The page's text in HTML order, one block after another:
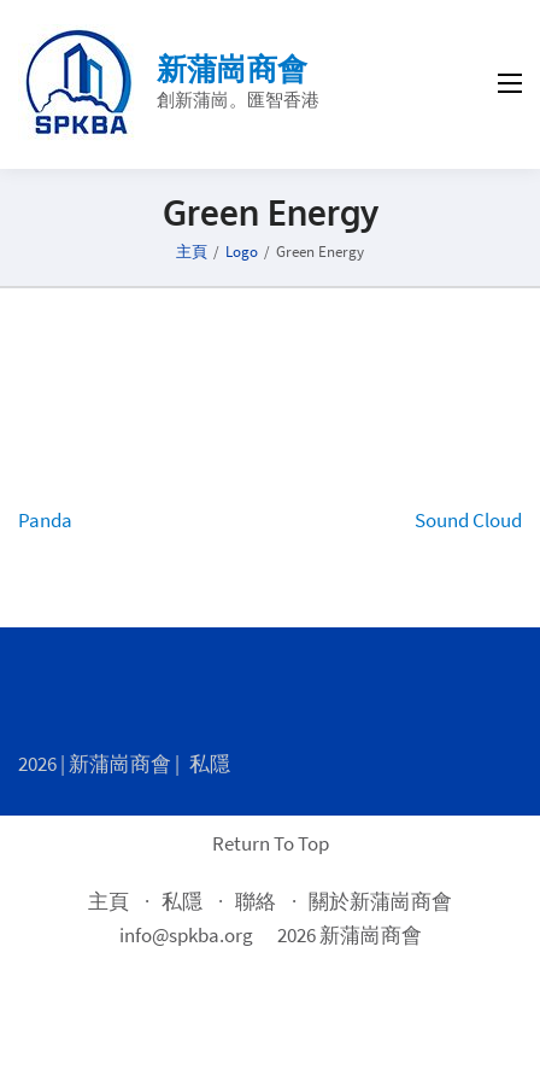
新蒲崗商會
創新蒲崗。匯智香港
Green Energy
主頁 / Logo / Green Energy
Post
Panda Sound Cloud
2026 | 新蒲崗商會 | 私隱
Return To Top
主頁 私隱 聯絡
關於新蒲崗商會
info@spkba.org
2026 新蒲崗商會